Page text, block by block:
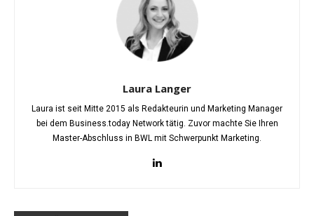
Laura Langer
Laura ist seit Mitte 2015 als Redakteurin und Marketing Manager
bei dem Business.today Network tätig. Zuvor machte Sie Ihren
Master-Abschluss in BWL mit Schwerpunkt Marketing.